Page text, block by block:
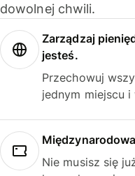
dowolnej chwili.
Zarządzaj
jesteś.
Przechowuj
jednym miejscu
Nie musisz się